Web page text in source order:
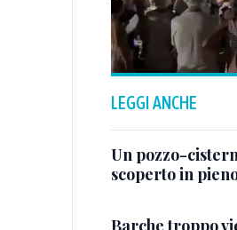
LEGGI ANCHE
Un pozzo-
scoperto in
Barche troppo